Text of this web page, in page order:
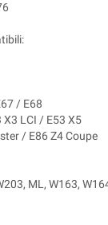
/ E68
X3 LCI / E53 X5
/ E86 Z4 Coupe
ML, W163,